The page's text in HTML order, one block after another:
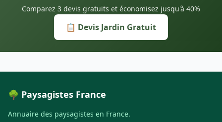
Comparez 3 devis gratuits et économisez jusqu'à 40%
📋 Devis Jardin Gratuit
🌳 Paysagistes France
Annuaire des paysagistes en France.